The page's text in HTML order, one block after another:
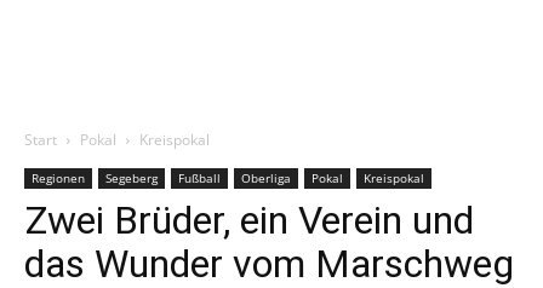
Start Pokal Kreispokal
Regionen Segeberg Fußball Oberliga Pokal Kreispokal
Zwei Brüder, ein Verein und
das Wunder vom Marschweg